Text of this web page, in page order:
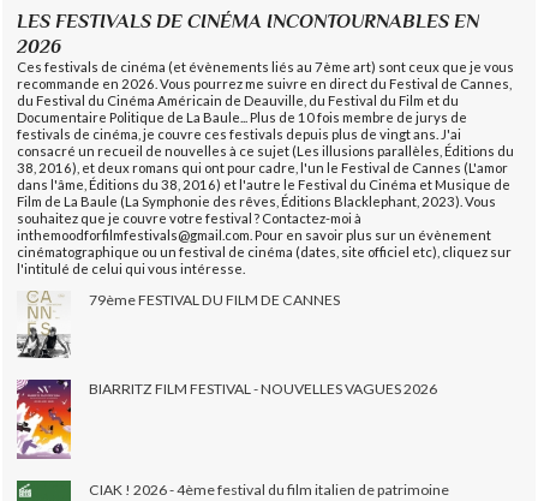
LES FESTIVALS DE CINÉMA INCONTOURNABLES EN
2026
Ces festivals de cinéma (et évènements liés au 7ème art) sont ceux que je vous
recommande en 2026. Vous pourrez me suivre en direct du Festival de Cannes,
du Festival du Cinéma Américain de Deauville, du Festival du Film et du
Documentaire Politique de La Baule... Plus de 10 fois membre de jurys de
festivals de cinéma, je couvre ces festivals depuis plus de vingt ans. J'ai
consacré un recueil de nouvelles à ce sujet (Les illusions parallèles, Éditions du
38, 2016), et deux romans qui ont pour cadre, l'un le Festival de Cannes (L'amor
dans l'âme, Éditions du 38, 2016) et l'autre le Festival du Cinéma et Musique de
Film de La Baule (La Symphonie des rêves, Éditions Blacklephant, 2023). Vous
souhaitez que je couvre votre festival ? Contactez-moi à
inthemoodforfilmfestivals@gmail.com. Pour en savoir plus sur un évènement
cinématographique ou un festival de cinéma (dates, site officiel etc), cliquez sur
l'intitulé de celui qui vous intéresse.
79ème FESTIVAL DU FILM DE CANNES
BIARRITZ FILM FESTIVAL - NOUVELLES VAGUES 2026
CIAK ! 2026 - 4ème festival du film italien de patrimoine